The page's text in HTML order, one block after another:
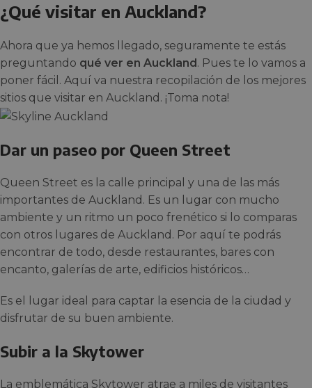
¿Qué visitar en Auckland?
Ahora que ya hemos llegado, seguramente te estás
preguntando qué ver en Auckland . Pues te lo vamos a
poner fácil. Aquí va nuestra recopilación de los mejores
sitios que visitar en Auckland. ¡Toma nota!
Dar un paseo por Queen Street
Queen Street es la calle principal y una de las más
importantes de Auckland. Es un lugar con mucho
ambiente y un ritmo un poco frenético si lo comparas
con otros lugares de Auckland. Por aquí te podrás
encontrar de todo, desde restaurantes, bares con
encanto, galerías de arte, edificios históricos…
Es el lugar ideal para captar la esencia de la ciudad y
disfrutar de su buen ambiente.
Subir a la Skytower
La emblemática Skytower atrae a miles de visitantes